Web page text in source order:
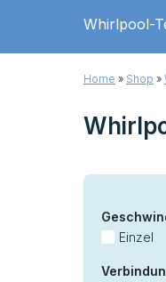
Whirlpool-
Home » Shop »
Einzel